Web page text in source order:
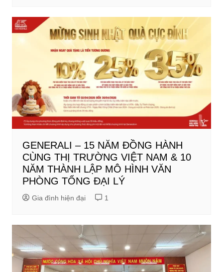
GENERALI – 15 NĂM ĐỒNG HÀNH
CÙNG THỊ TRƯỜNG VIỆT NAM & 10
NĂM THÀNH LẬP MÔ HÌNH VĂN
PHÒNG TỔNG ĐẠI LÝ
Gia đình hiện đại 1